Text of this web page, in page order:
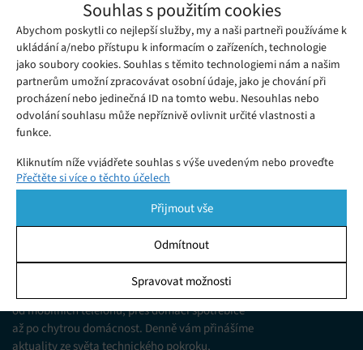
Souhlas s použitím cookies
Abychom poskytli co nejlepší služby, my a naši partneři používáme k
ukládání a/nebo přístupu k informacím o zařízeních, technologie
jako soubory cookies. Souhlas s těmito technologiemi nám a našim
partnerům umožní zpracovávat osobní údaje, jako je chování při
procházení nebo jedinečná ID na tomto webu. Nesouhlas nebo
odvolání souhlasu může nepříznivě ovlivnit určité vlastnosti a
funkce.
Kliknutím níže vyjádřete souhlas s výše uvedeným nebo proveďte
podrobnější rozhodnutí. Vaše volby budou použity pouze na tomto
pomocí přepínačů v Zásadách cookies nebo kliknutím na tlačítko
Spravovat souhlas ve spodní části obrazovky.
Ukládání a/nebo přístup k informacím v zařízení, Porozumění
publiku prostřednictvím statistik nebo kombinací údajů z
různých zdrojů.
Přečtěte si více o těchto účelech
Přijmout vše
Odmítnout
Spravovat možnosti
prodej marihuany
Pátek 31. 05. 2019 Redakce
Prodej marihuany je na mnoha místech světa, včetně
některých států USA zcela legální.
Jsme web zajímající se o technologické novinky
od mobilních telefonů, přes domácí spotřebiče
až po chytrou domácnost. Denně vám přinášíme
aktuality ze světa technického pokroku,